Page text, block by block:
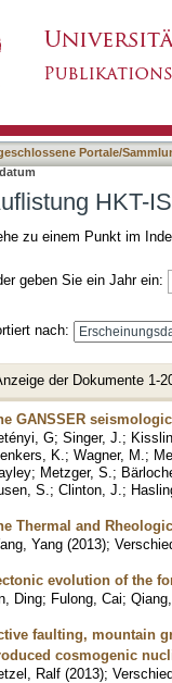
Portale/
HKT-
zu einem Punkt im
geben Sie ein Jahr ein:
nach:
der Dokumente 1-
GANSSER
G; Singer, J. ;
K. ; Wagner, M. ;
; Metzger, S. ;
S. ; Clinton, J. ;
Thermal and
Yang (2013);
evolution of the
Ding; Fulong, Cai;
faulting, mountain
cosmogenic
Ralf (2013);